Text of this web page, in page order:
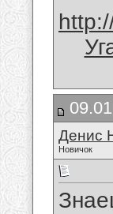
Денис
Новичок